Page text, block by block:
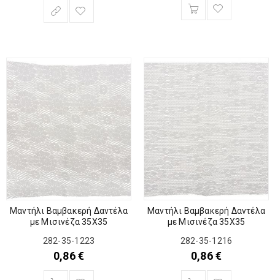
Μαντήλι Βαμβακερή Δαντέλα
με Μισινέζα 35Χ35
282-35-1223
0,86€
Μαντήλι Βαμβακερή Δαντέλα
με Μισινέζα 35Χ35
282-35-1216
0,86€